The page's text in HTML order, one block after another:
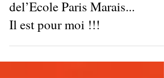
Le stage de théâtre
del’Ecole Paris Marais...
Il est pour moi !!!